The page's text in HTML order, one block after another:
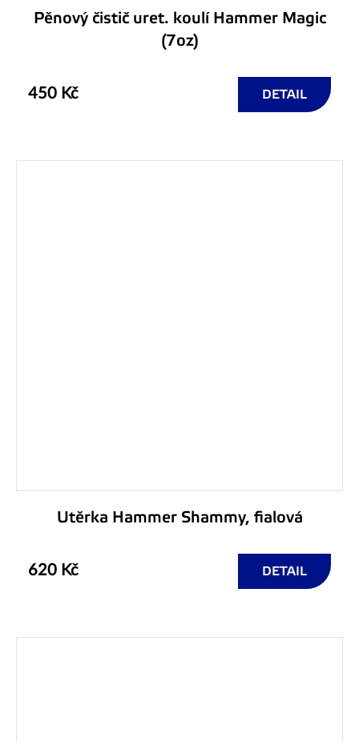
Pěnový čistič uret. koulí Hammer Magic
(7oz)
450 Kč DETAIL
Utěrka Hammer Shammy, fialová
620 Kč DETAIL